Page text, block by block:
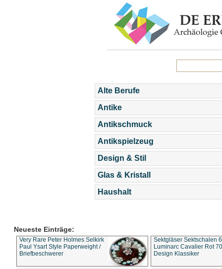
Alte Berufe
Antike
Antikschmuck
Antikspielzeug
Design & Stil
Glas & Kristall
Haushalt
Neueste Einträge:
Very Rare Peter Holmes Selkirk
Paul Ysart Style Paperweight /
Briefbeschwerer
Sektgläser Sektschalen
Luminarc Cavalier Rot
Design Klassiker